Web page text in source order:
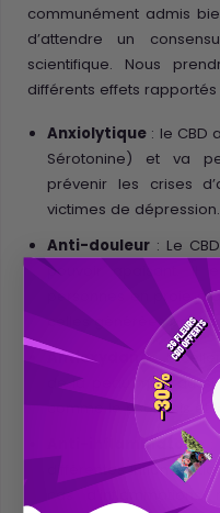
communément admis
d’attendre un
scientifique. Nous
différents effets rapportés
Anxiolytique : le CBD
Sérotonine) et va
prévenir les crises
victimes de dépression.
Anti-douleur : Le
pouvoir apaisant. Il
personnes en proie à
celles générées par
Antioxydant:
de la peau mais
comme le psoriasis et
Anti-inflammatoire
différentes
cas d’inflammations